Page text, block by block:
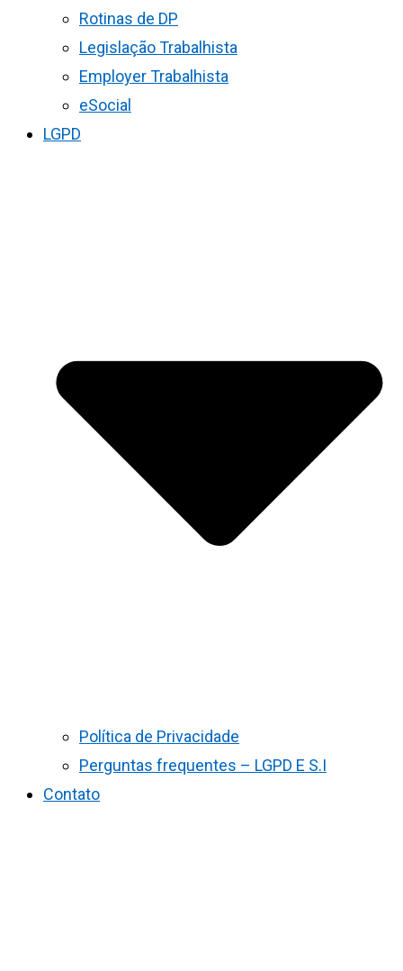
Rotinas de DP
Legislação Trabalhista
Employer Trabalhista
eSocial
LGPD
Política de Privacidade
Perguntas frequentes – LGPD E S.I
Contato